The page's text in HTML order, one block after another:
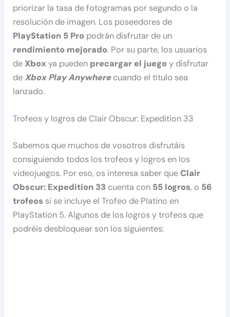
priorizar la tasa de fotogramas por segundo o la
resolución de imagen. Los poseedores de
PlayStation 5 Pro podrán disfrutar de un
rendimiento mejorado. Por su parte, los usuarios
de Xbox ya pueden precargar el juegoy disfrutar
de Xbox Play Anywherecuando el título sea
lanzado.
Trofeos y logros de Clair Obscur: Expedition 33
Sabemos que muchos de vosotros disfrutáis
consiguiendo todos los trofeos y logros en los
videojuegos. Por eso, os interesa saber queClair
Obscur: Expedition 33 cuenta con 55 logros, o 56
trofeos si se incluye el Trofeo de Platino en
PlayStation 5. Algunos de los logros y trofeos que
podréis desbloquear son los siguientes: